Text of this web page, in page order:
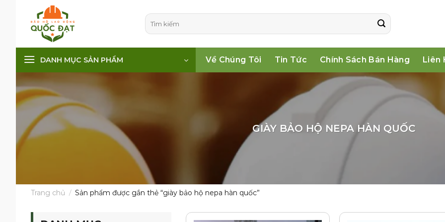
content
Tìm
kiếm:
DANH MỤC SẢN PHẨM Về Chúng Tôi Tin Tức Chính Sách Bán Hàng Liên
GIÀY BẢO HỘ NEPA HÀN QUỐC
Trang chủ / Sản phẩm được gắn thẻ “giày bảo hộ nepa hàn quốc”